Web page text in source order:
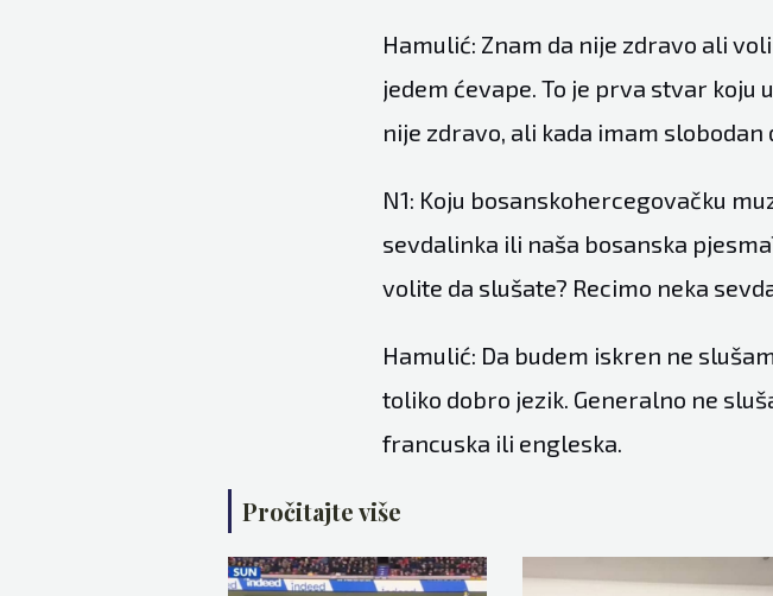
Hamulić: Znam da nije zdravo ali
jedem ćevape. To je prva stvar koju
nije zdravo, ali kada imam
N1: Koju bosanskohercegovačku
sevdalinka ili naša bosanska
volite da slušate? Recimo neka
Hamulić: Da budem iskren ne
toliko dobro jezik. Generalno ne
francuska ili engleska.
Pročitajte više